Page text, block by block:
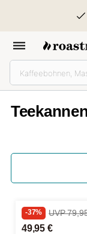
-37% UVP
49,95 €